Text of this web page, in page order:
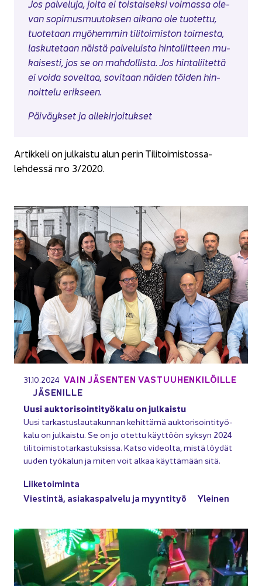
Jos pal­ve­lu­ja, joita ei tois­tai­sek­si voi­mas­sa ole­
van so­pi­mus­muu­tok­sen ai­ka­na ole tuo­tet­tu,
tuo­te­taan myö­hem­min ti­li­toi­mis­ton toi­mes­ta,
las­ku­te­taan näis­tä pal­ve­luis­ta hin­ta­liit­teen mu­
kai­ses­ti, jos se on mah­dol­lis­ta. Jos hin­ta­lii­tet­tä
ei voida so­vel­taa, so­vi­taan näi­den töi­den hin­
noit­te­lu erik­seen.
Päi­väyk­set ja al­le­kir­joi­tuk­set
Ar­tik­ke­li on jul­kais­tu alun perin Tilitoimistossa-​
lehdessä nro 3/2020.
31.10.2024 VAIN JÄ­SEN­TEN VAS­TUU­HEN­KI­LÖIL­LE
JÄ­SE­NIL­LE
Uusi auk­to­ri­soin­ti­työ­ka­lu on jul­kais­tu
Uusi tar­kas­tus­lau­ta­kun­nan ke­hit­tä­mä auk­to­ri­soin­ti­työ­
ka­lu on jul­kais­tu. Se on jo otet­tu käyt­töön syk­syn 2024
ti­li­toi­mis­to­tar­kas­tuk­sis­sa. Katso vi­deol­ta, mistä löy­dät
uuden työ­ka­lun ja miten voit alkaa käyt­tä­mään sitä.
Lii­ke­toi­min­ta
Vies­tin­tä, asia­kas­pal­ve­lu ja myyn­ti­työ
Ylei­nen